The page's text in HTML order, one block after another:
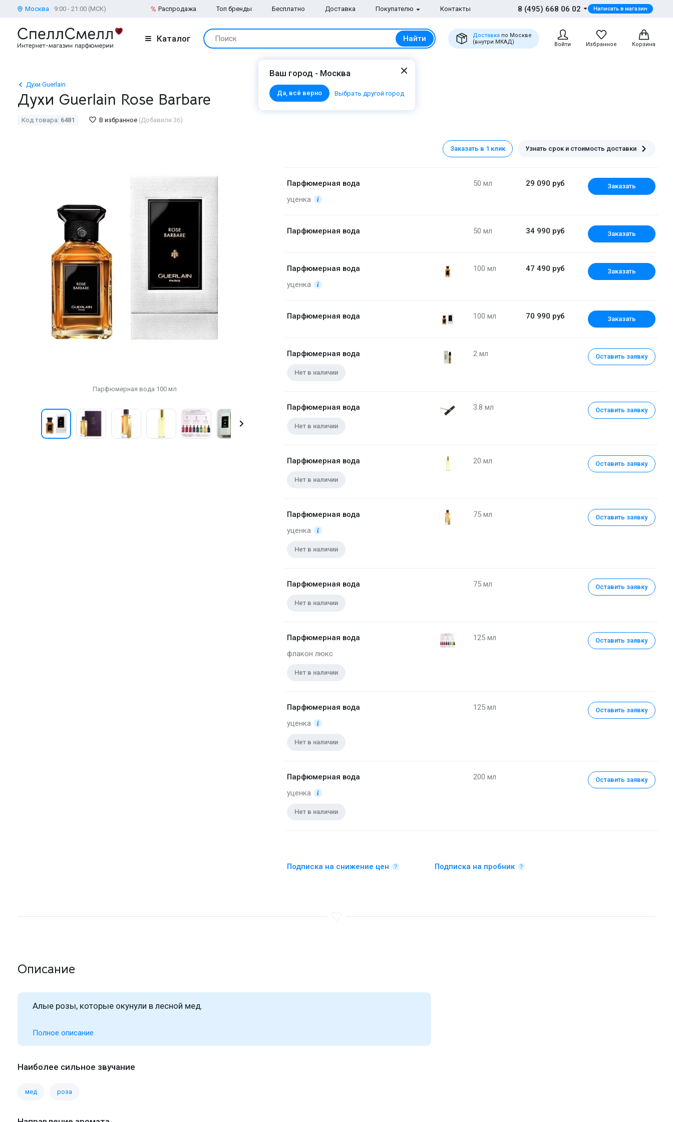
Москва 9:00 - 21:00 (МСК) Распродажа Топ бренды Бесплатно Доставка Покупателю Контакты 8 (495) 668 06 02 Написать в магазин
Каталог Поиск Найти Доставка по Москве
(внутри МКАД)
Войти Избранное Корзина
Ваш город - Москва
Да, всё верно Выбрать другой город
Духи Guerlain
Духи Guerlain Rose Barbare
Код товара: 6481 В избранное (Добавили 36)
Парфюмерная вода 100 мл
Заказать в 1 клик Узнать срок и стоимость доставки
Парфюмерная вода
уценка
29 090 руб
50 мл Заказать
Парфюмерная вода 34 990 руб
50 мл Заказать
Парфюмерная вода
уценка
47 490 руб
100 мл Заказать
Парфюмерная вода 70 990 руб
100 мл Заказать
Парфюмерная вода
Нет в наличии
2 мл Оставить заявку
Парфюмерная вода
Нет в наличии
3.8 мл Оставить заявку
Парфюмерная вода
Нет в наличии
20 мл Оставить заявку
Парфюмерная вода
уценка
Нет в наличии
75 мл Оставить заявку
Парфюмерная вода
Нет в наличии
75 мл Оставить заявку
Парфюмерная вода
флакон люкс
Нет в наличии
125 мл Оставить заявку
Парфюмерная вода
уценка
Нет в наличии
125 мл Оставить заявку
Парфюмерная вода
уценка
Нет в наличии
200 мл Оставить заявку
Подписка на снижение цен Подписка на пробник
Описание
Алые розы, которые окунули в лесной мед.
Полное описание
Наиболее сильное звучание
мед роза